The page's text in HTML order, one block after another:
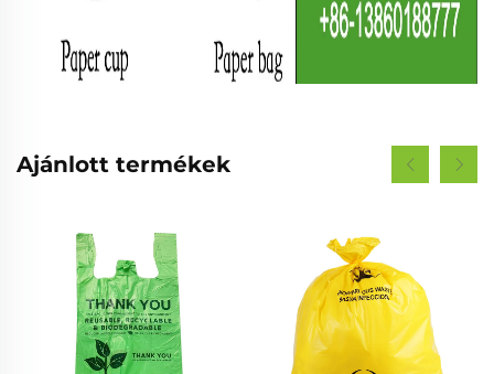
Ajánlott termékek